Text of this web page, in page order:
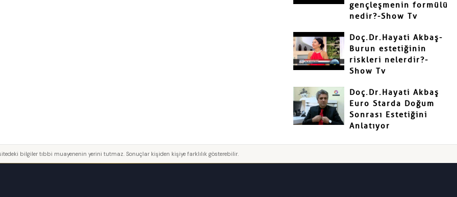
gençleşmenin formülü
nedir?-Show Tv
Doç.Dr.Hayati Akbaş-
Burun estetiğinin
riskleri nelerdir?-
Show Tv
Doç.Dr.Hayati Akbaş
Euro Starda Doğum
Sonrası Estetiğini
Anlatıyor
bilgiler tıbbi muayenenin yerini tutmaz. Sonuçlar kişiden kişiye farklılık gösterebilir.